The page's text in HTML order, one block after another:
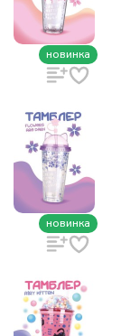
новинка
новинка